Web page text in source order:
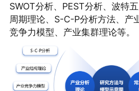
SWOT分析、PEST分析、波特
周期理论、S-C-P分析方法、产
竞争力模型、产业集群理论等。